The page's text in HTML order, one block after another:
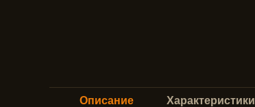
Описание Характеристики